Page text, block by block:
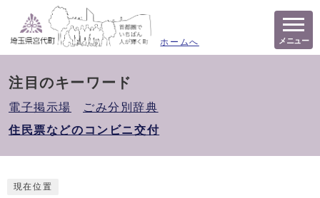
ホームへ メニュー
注目のキーワード
電子掲示場
ごみ分別辞典
住民票などのコンビニ交付
現在位置